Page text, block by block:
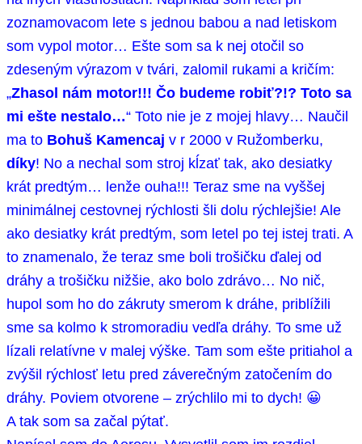
zoznamovacom lete s jednou babou a nad letiskom
som vypol motor… Ešte som sa k nej otočil so
zdeseným výrazom v tvári, zalomil rukami a kričím:
„Zhasol nám motor!!! Čo budeme robiť?!? Toto sa
mi ešte nestalo…“ Toto nie je z mojej hlavy… Naučil
ma to Bohuš Kamencaj v r 2000 v Ružomberku,
díky! No a nechal som stroj kĺzať tak, ako desiatky
krát predtým… lenže ouha!!! Teraz sme na vyššej
minimálnej cestovnej rýchlosti šli dolu rýchlejšie! Ale
ako desiatky krát predtým, som letel po tej istej trati. A
to znamenalo, že teraz sme boli trošičku ďalej od
dráhy a trošičku nižšie, ako bolo zdrávo… No nič,
hupol som ho do zákruty smerom k dráhe, priblížili
sme sa kolmo k stromoradiu vedľa dráhy. To sme už
lízali relatívne v malej výške. Tam som ešte pritiahol a
zvýšil rýchlosť letu pred záverečným zatočením do
dráhy. Poviem otvorene – zrýchlilo mi to dych! 😀
A tak som sa začal pýtať.